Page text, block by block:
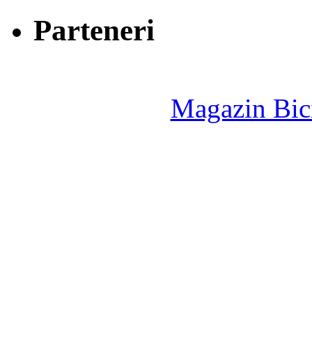
Parteneri
Magazin